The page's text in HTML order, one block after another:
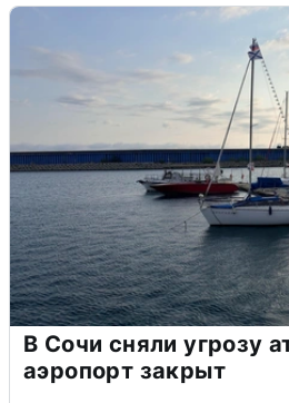
В Сочи сняли угрозу
аэропорт закрыт